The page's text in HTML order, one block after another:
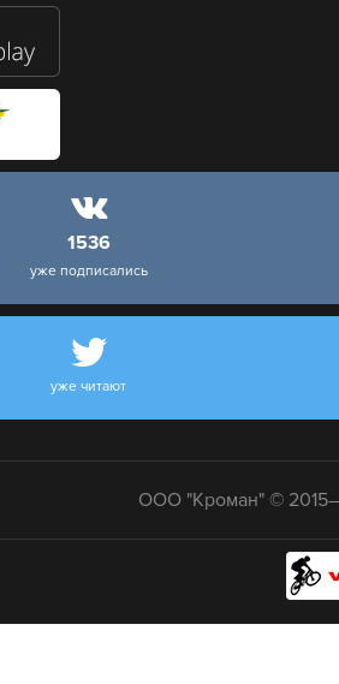
1536
уже подписались
уже читают
ООО "Кроман" ©